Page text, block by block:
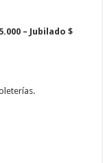
– Jubilado $